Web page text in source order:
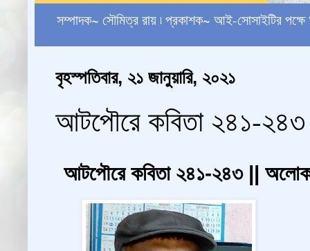
সম্পাদক~ সৌমিত্র রায় ৷ প্রকাশক~ আই-সোসাইটির
বৃহস্পতিবার, ২১ জানুয়ারি, ২০২১
আটপৌরে কবিতা ২৪১-
আটপৌরে কবিতা ২৪১-২৪৩ ||